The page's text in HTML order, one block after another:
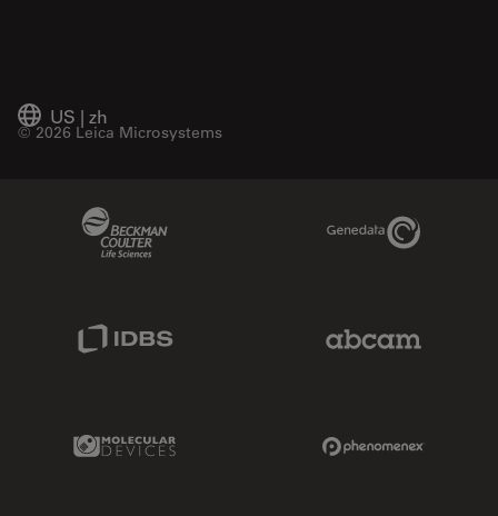
US | zh
© 2026 Leica Microsystems
Genedata Link
Molecular Devices Link